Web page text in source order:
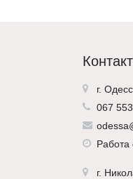
г.
067
Работа
г.